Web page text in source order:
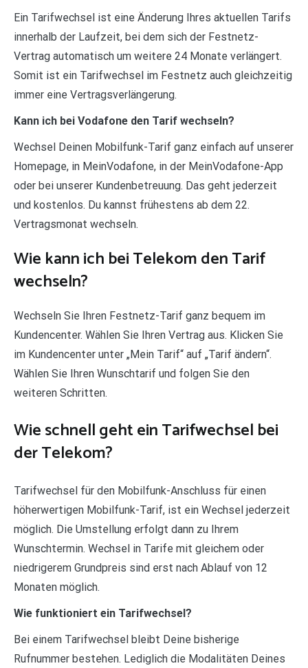
Ein Tarifwechsel ist eine Änderung Ihres aktuellen Tarifs
innerhalb der Laufzeit, bei dem sich der Festnetz-
Vertrag automatisch um weitere 24 Monate verlängert.
Somit ist ein Tarifwechsel im Festnetz auch gleichzeitig
immer eine Vertragsverlängerung.
Kann ich bei Vodafone den Tarif wechseln?
Wechsel Deinen Mobilfunk-Tarif ganz einfach auf unserer
Homepage, in MeinVodafone, in der MeinVodafone-App
oder bei unserer Kundenbetreuung. Das geht jederzeit
und kostenlos. Du kannst frühestens ab dem 22.
Vertragsmonat wechseln.
Wie kann ich bei Telekom den Tarif
wechseln?
Wechseln Sie Ihren Festnetz-Tarif ganz bequem im
Kundencenter. Wählen Sie Ihren Vertrag aus. Klicken Sie
im Kundencenter unter „Mein Tarif“ auf „Tarif ändern“.
Wählen Sie Ihren Wunschtarif und folgen Sie den
weiteren Schritten.
Wie schnell geht ein Tarifwechsel bei
der Telekom?
Tarifwechsel für den Mobilfunk-Anschluss für einen
höherwertigen Mobilfunk-Tarif, ist ein Wechsel jederzeit
möglich. Die Umstellung erfolgt dann zu Ihrem
Wunschtermin. Wechsel in Tarife mit gleichem oder
niedrigerem Grundpreis sind erst nach Ablauf von 12
Monaten möglich.
Wie funktioniert ein Tarifwechsel?
Bei einem Tarifwechsel bleibt Deine bisherige
Rufnummer bestehen. Lediglich die Modalitäten Deines